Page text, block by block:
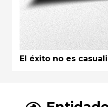
El éxito no es